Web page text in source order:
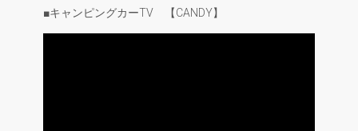
■キャンピングカーTV 【CANDY】